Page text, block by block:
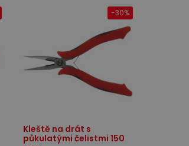
Kleště na drát s
půkulatými čelistmi 150
-30%